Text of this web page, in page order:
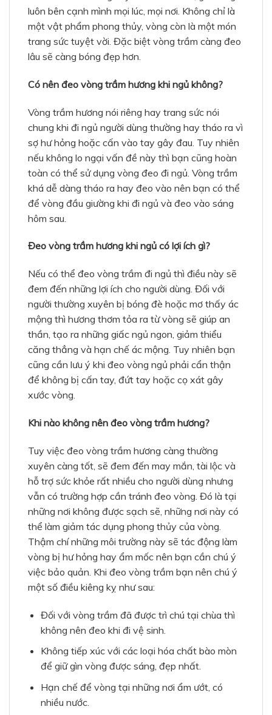
luôn bên cạnh mình mọi lúc, mọi nơi. Không chỉ là
một vật phẩm phong thủy, vòng còn là một món
trang sức tuyệt vời. Đặc biệt vòng trầm càng đeo
lâu sẽ càng bóng đẹp hơn.
Có nên đeo vòng trầm hương khi ngủ không?
Vòng trầm hương nói riêng hay trang sức nói
chung khi đi ngủ người dùng thường hay tháo ra vì
sợ hư hỏng hoặc cấn vào tay gây đau. Tuy nhiên
nếu không lo ngại vấn đề này thì bạn cũng hoàn
toàn có thể sử dụng vòng đeo đi ngủ. Vòng trầm
khá dễ dàng tháo ra hay đeo vào nên bạn có thể
để vòng đầu giường khi đi ngủ và đeo vào sáng
hôm sau.
Đeo vòng trầm hương khi ngủ có lợi ích gì?
Nếu có thể đeo vòng trầm đi ngủ thì điều này sẽ
đem đến những lợi ích cho người dùng. Đối với
người thường xuyên bị bóng đè hoặc mơ thấy ác
mộng thì hương thơm tỏa ra từ vòng sẽ giúp an
thần, tạo ra những giấc ngủ ngon, giảm thiểu
căng thẳng và hạn chế ác mộng. Tuy nhiên bạn
cũng cần lưu ý khi đeo vòng ngủ phải cẩn thận
để không bị cấn tay, đứt tay hoặc cọ xát gây
xước vòng.
Khi nào không nên đeo vòng trầm hương?
Tuy việc đeo vòng trầm hương càng thường
xuyên càng tốt, sẽ đem đến may mắn, tài lộc và
hỗ trợ sức khỏe rất nhiều cho người dùng nhưng
vẫn có trường hợp cần tránh đeo vòng. Đó là tại
những nơi không được sạch sẽ, những nơi này có
thể làm giảm tác dụng phong thủy của vòng.
Thậm chí những môi trường này sẽ tác động làm
vòng bị hư hỏng hay ẩm mốc nên bạn cần chú ý
việc bảo quản. Khi đeo vòng trầm bạn nên chú ý
một số điều kiêng kỵ như sau:
Đối với vòng trầm đã được trì chú tại chùa thì
không nên đeo khi đi vệ sinh.
Không tiếp xúc với các loại hóa chất bào mòn
để giữ gìn vòng được sáng, đẹp nhất.
Hạn chế để vòng tại những nơi ẩm ướt, có
nhiều nước.